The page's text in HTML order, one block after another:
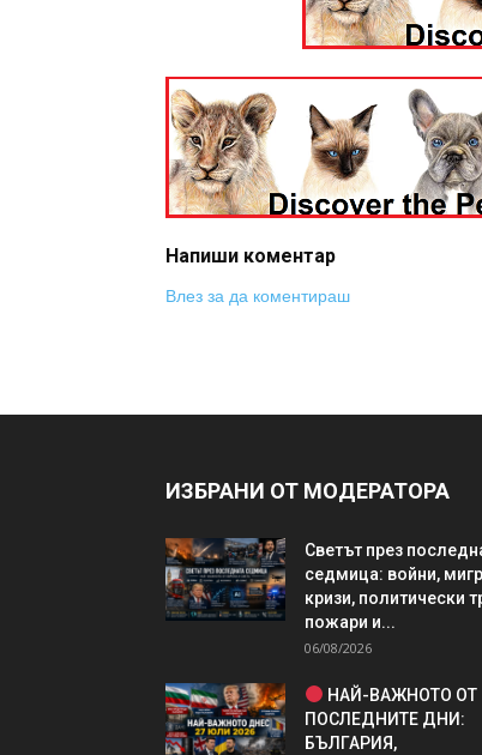
Напиши коментар
Влез за да коментираш
ИЗБРАНИ ОТ МОДЕРАТОРА
Светът през
седмица: войни,
кризи, политически
пожари и...
06/08/2026
НАЙ-ВАЖНОТО ОТ
ПОСЛЕДНИТЕ ДНИ:
БЪЛГАРИЯ,